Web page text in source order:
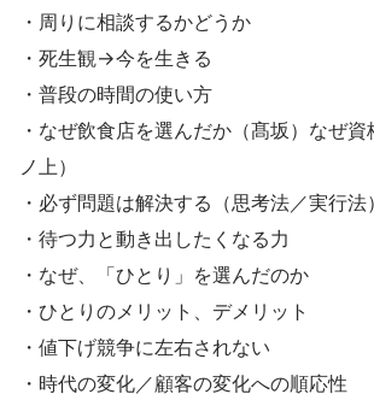
・周りに相談するかどうか
・死生観→今を生きる
・普段の時間の使い方
・なぜ飲食店を選んだか（髙坂）なぜ
ノ上）
・必ず問題は解決する（思考法／実行法）
・待つ力と動き出したくなる力
・なぜ、「ひとり」を選んだのか
・ひとりのメリット、デメリット
・値下げ競争に左右されない
・時代の変化／顧客の変化への順応性